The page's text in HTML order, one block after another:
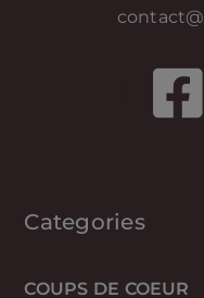
Categories
COUPS DE COEUR